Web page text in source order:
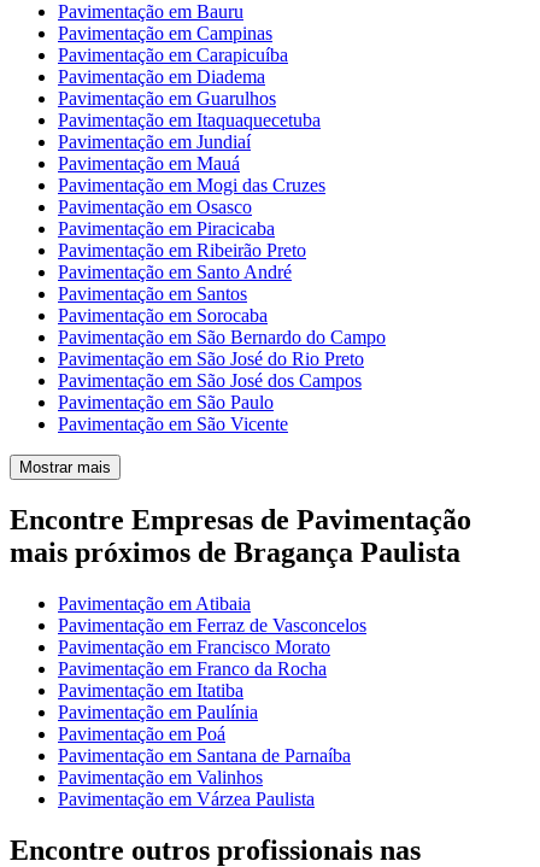
Pavimentação em Bauru
Pavimentação em Campinas
Pavimentação em Carapicuíba
Pavimentação em Diadema
Pavimentação em Guarulhos
Pavimentação em Itaquaquecetuba
Pavimentação em Jundiaí
Pavimentação em Mauá
Pavimentação em Mogi das Cruzes
Pavimentação em Osasco
Pavimentação em Piracicaba
Pavimentação em Ribeirão Preto
Pavimentação em Santo André
Pavimentação em Santos
Pavimentação em Sorocaba
Pavimentação em São Bernardo do Campo
Pavimentação em São José do Rio Preto
Pavimentação em São José dos Campos
Pavimentação em São Paulo
Pavimentação em São Vicente
Mostrar mais
Encontre Empresas de Pavimentação
mais próximos de Bragança Paulista
Pavimentação em Atibaia
Pavimentação em Ferraz de Vasconcelos
Pavimentação em Francisco Morato
Pavimentação em Franco da Rocha
Pavimentação em Itatiba
Pavimentação em Paulínia
Pavimentação em Poá
Pavimentação em Santana de Parnaíba
Pavimentação em Valinhos
Pavimentação em Várzea Paulista
Encontre outros profissionais nas